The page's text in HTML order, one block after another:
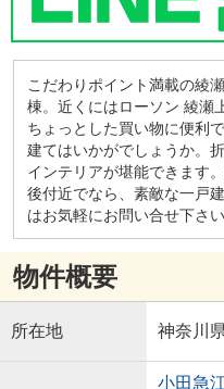
こだわりポイント満載の綾
棟。近くにはローソン 綾瀬
ちょっとした買い物に便利
建てはいかがでしょうか。
インテリアが堪能できます
後付近でなら、素敵な一戸
はお気軽にお問い合せ下さい
物件概要
所在地 神奈川
小田急